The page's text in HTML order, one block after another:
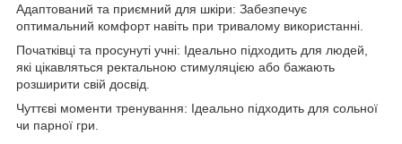
Адаптований та приємний для шкіри: Забезпечує
оптимальний комфорт навіть при тривалому використанні.
Початківці та просунуті учні: Ідеально підходить для людей,
які цікавляться ректальною стимуляцією або бажають
розширити свій досвід.
Чуттєві моменти тренування: Ідеально підходить для сольної
чи парної гри.